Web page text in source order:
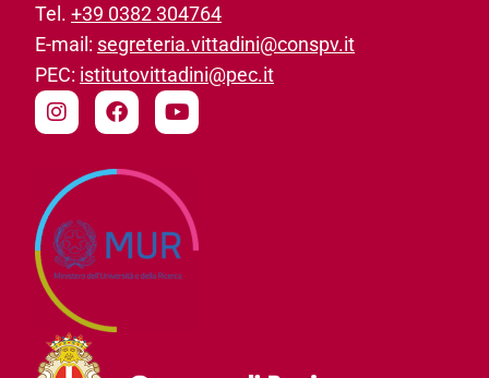
Tel. +39 0382 304764
E-mail: segreteria.vittadini@conspv.it
PEC: istitutovittadini@pec.it